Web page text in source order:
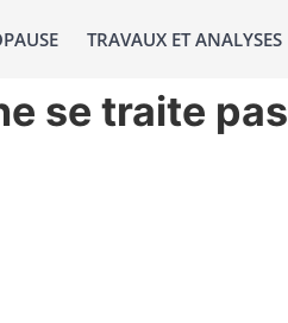
TRAVAUX ET ANALYSES
se traite pas